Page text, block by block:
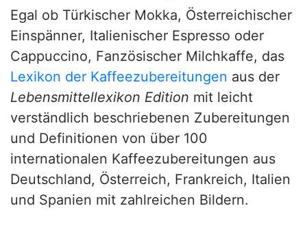
Egal ob Türkischer Mokka, Österreichischer
Einspänner, Italienischer Espresso oder
Cappuccino, Fanzösischer Milchkaffe, das
Lexikon der Kaffeezubereitungen aus der
Lebensmittellexikon Edition mit leicht
verständlich beschriebenen Zubereitungen
und Definitionen von über 100
internationalen Kaffeezubereitungen aus
Deutschland, Österreich, Frankreich, Italien
und Spanien mit zahlreichen Bildern.